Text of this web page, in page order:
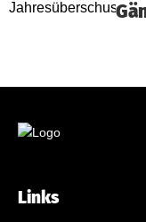
Links